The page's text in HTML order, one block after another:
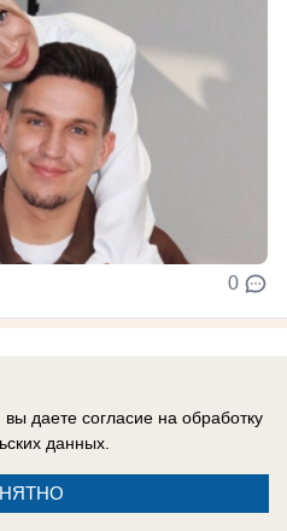
0
даете согласие на обработку
данных.